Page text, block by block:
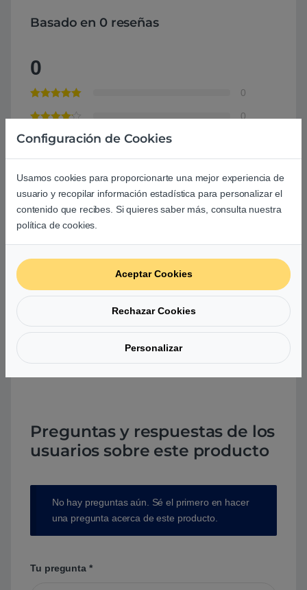
Basado en 0 reseñas
0
0
0
0
Agrega una reseña
Debesaccederpara publicar una valoración.
Preguntas y respuestas de los
usuarios sobre este producto
No hay preguntas aún. Sé el primero en hacer
una pregunta acerca de este producto.
Tu pregunta *
Configuración de Cookies
Usamos cookies para proporcionarte una mejor experiencia de
usuario y recopilar información estadística para personalizar el
contenido que recibes. Si quieres saber más, consulta nuestra
política de cookies.
Aceptar Cookies
Rechazar Cookies
Personalizar